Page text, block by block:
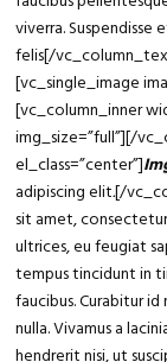
viverra.
felis[/
[vc_single_image
[vc_column_inner
img_size=”full”][/
el_class=”center”]
adipiscing elit.[/
sit amet,
ultrices, eu feugiat
tempus tincidunt in
faucibus. Curabitur
nulla. Vivamus a
hendrerit nisi, ut